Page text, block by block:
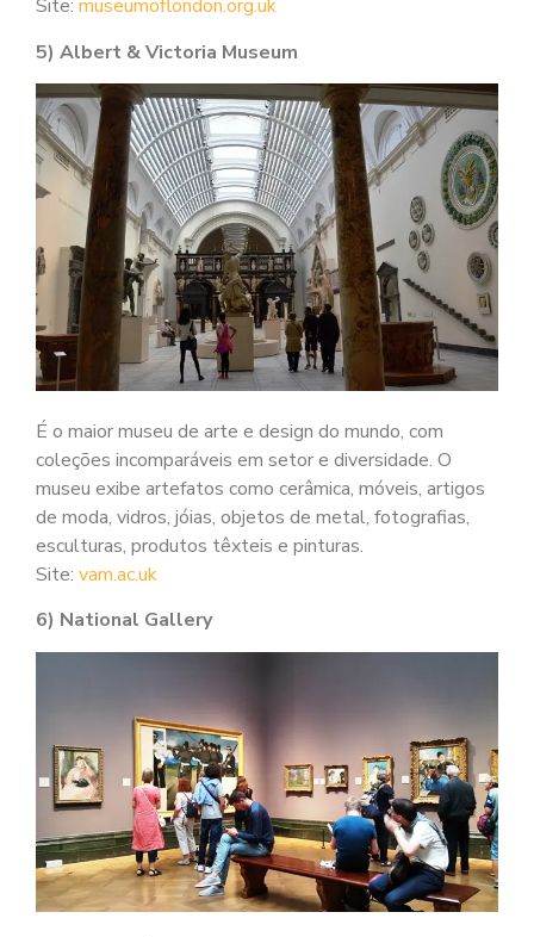
Site: museumoflondon.org.uk
5) Albert & Victoria Museum
É o maior museu de arte e design do mundo, com
coleções incomparáveis em setor e diversidade. O
museu exibe artefatos como cerâmica, móveis, artigos
de moda, vidros, jóias, objetos de metal, fotografias,
esculturas, produtos têxteis e pinturas.
Site: vam.ac.uk
6) National Gallery